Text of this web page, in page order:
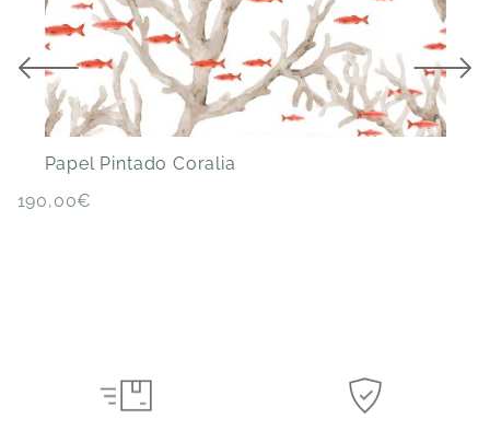
Papel Pintado Coralia
190,00€